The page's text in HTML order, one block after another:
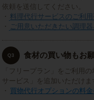
依頼を送信してください。
・ 料理代行サービスのご利用
・
ご用意いただきたい調理
Q3 食材の買い物もお
「フリープラン」をご利用
サービス」を追加いただけま
・ 買物代行オプションの料